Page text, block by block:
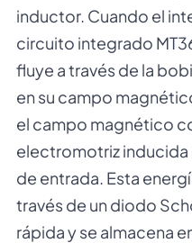
inductor. Cuando el
circuito integrado
fluye a través de la
en su campo
el campo magnético
electromotriz inducida
de entrada. Esta
través de un diodo
rápida y se almacena